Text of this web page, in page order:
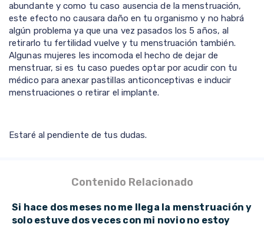
abundante y como tu caso ausencia de la menstruación,
este efecto no causara daño en tu organismo y no habrá
algún problema ya que una vez pasados los 5 años, al
retirarlo tu fertilidad vuelve y tu menstruación también.
Algunas mujeres les incomoda el hecho de dejar de
menstruar, si es tu caso puedes optar por acudir con tu
médico para anexar pastillas anticonceptivas e inducir
menstruaciones o retirar el implante.
Estaré al pendiente de tus dudas.
Contenido Relacionado
Si hace dos meses no me llega la menstruación y
solo estuve dos veces con mi novio no estoy